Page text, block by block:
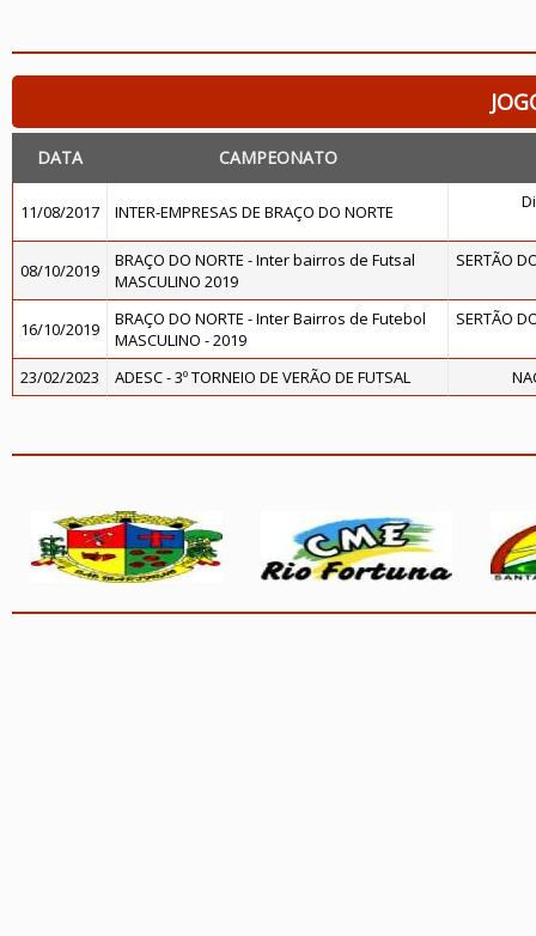
DATA CAMPEONATO
11/08/2017 INTER-EMPRESAS DE BRAÇO DO NORTE
08/10/2019
BRAÇO DO NORTE - Inter bairros de Futsal
MASCULINO 2019
SERTÃO
16/10/2019
BRAÇO DO NORTE - Inter Bairros de Futebol
MASCULINO - 2019
SERTÃO
23/02/2023 ADESC - 3º TORNEIO DE VERÃO DE FUTSAL